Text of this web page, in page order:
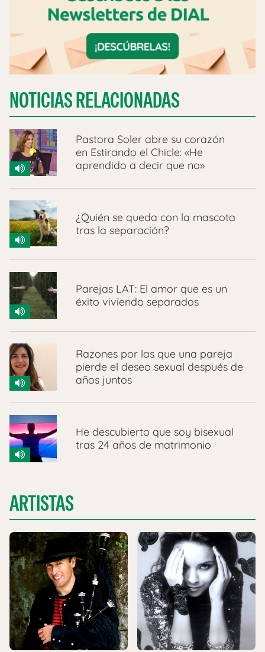
NOTICIAS RELACIONADAS
Pastora Soler abre su corazón
en Estirando el Chicle: «He
aprendido a decir que no»
¿Quién se queda con la mascota
tras la separación?
Parejas LAT: El amor que es un
éxito viviendo separados
Razones por las que una pareja
pierde el deseo sexual después de
años juntos
He descubierto que soy bisexual
tras 24 años de matrimonio
ARTISTAS